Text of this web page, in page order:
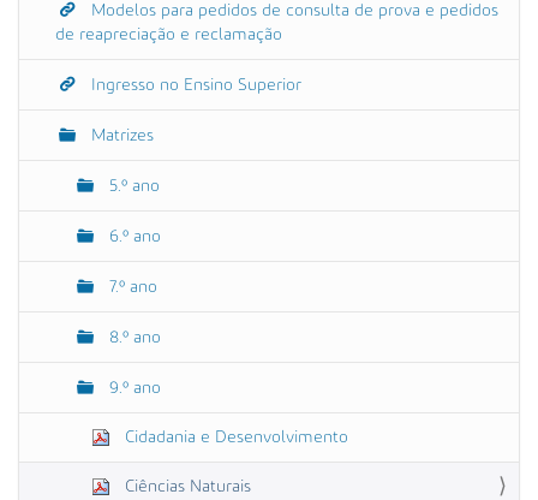
Modelos para pedidos de consulta de prova e pedidos
de reapreciação e reclamação
Ingresso no Ensino Superior
Matrizes
5.º ano
6.º ano
7.º ano
8.º ano
9.º ano
Cidadania e Desenvolvimento
Ciências Naturais